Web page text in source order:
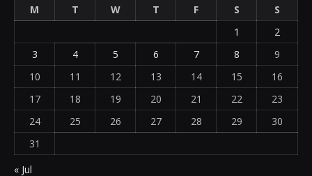
M
T W T F S
S
1
2
3
4 5 6 7 8
9
10
11 12 13 14 15
16
17
18 19 20 21 22
23
24
25 26 27 28 29
30
31
« Jul